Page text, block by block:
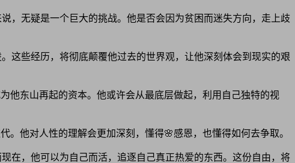
，无疑是一个巨大的挑战。他是否会因为贫困而迷失方向，走上歧
这些经历，将彻底颠覆他过去的世界观，让他深刻体会到现实的艰
他东山再起的资本。他或许会从最底层做起，利用自己独特的视
他对人性的理解会更加深刻，懂得🌸感恩，也懂得如何去争取。
在，他可以为自己而活，追逐自己真正热爱的东西。这份自由，将